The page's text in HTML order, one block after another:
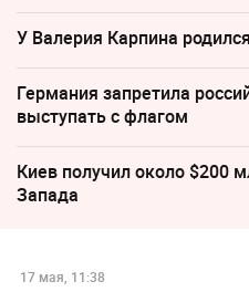
У Валерия Карпина
Германия запретила
выступать с флагом
Киев получил около $200
Запада
17 мая, 11:38